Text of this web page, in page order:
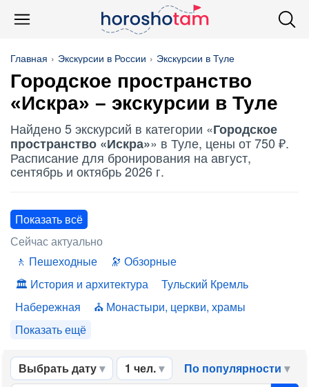
Главная Экскурсии в России Экскурсии в Туле
Городское пространство
«Искра» – экскурсии в Туле
Найдено 5 экскурсий в категории «Городское
пространство «Искра»» в Туле, цены от 750 ₽.
Расписание для бронирования на август,
сентябрь и октябрь 2026 г.
Показать всё
Сейчас актуально
Пешеходные
Обзорные
История и архитектура
Тульский Кремль
Набережная
Монастыри, церкви, храмы
Показать ещё
Выбрать дату 1 чел. По популярности